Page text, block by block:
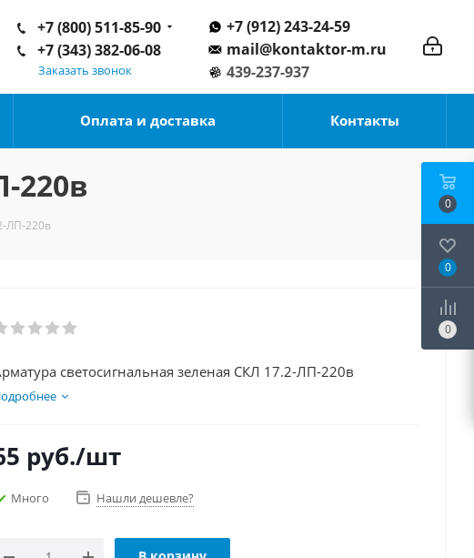
+7 (912) 243-24-59
mail@kontaktor-m.ru
439-237-937
+7 (800) 511-85-90
+7 (343) 382-06-08
Заказать звонок
Оплата и доставка Контакты
220в
ЛП-220в
светосигнальная зеленая СКЛ 17.2-ЛП-220в
руб./шт
Много Нашли дешевле?
0
0
0